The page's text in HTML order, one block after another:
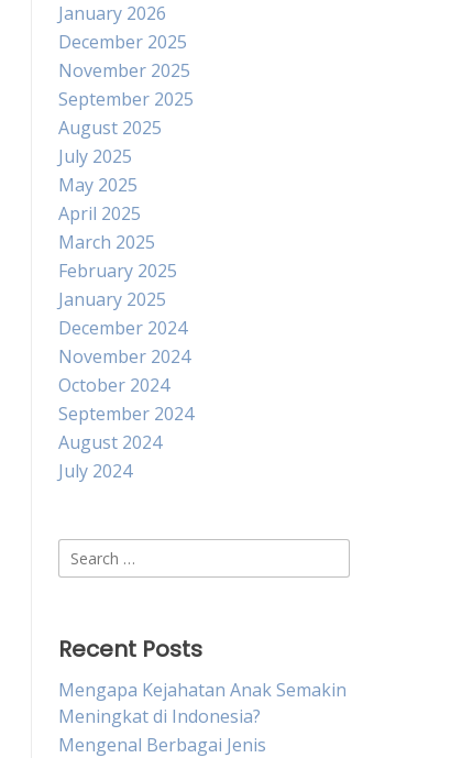
January 2026
December 2025
November 2025
September 2025
August 2025
July 2025
May 2025
April 2025
March 2025
February 2025
January 2025
December 2024
November 2024
October 2024
September 2024
August 2024
July 2024
Search
for:
Recent Posts
Mengapa Kejahatan Anak Semakin
Meningkat di Indonesia?
Mengenal Berbagai Jenis